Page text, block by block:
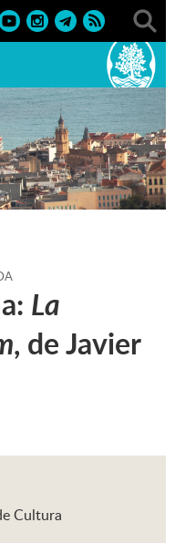
La
, de Javier
Cultura